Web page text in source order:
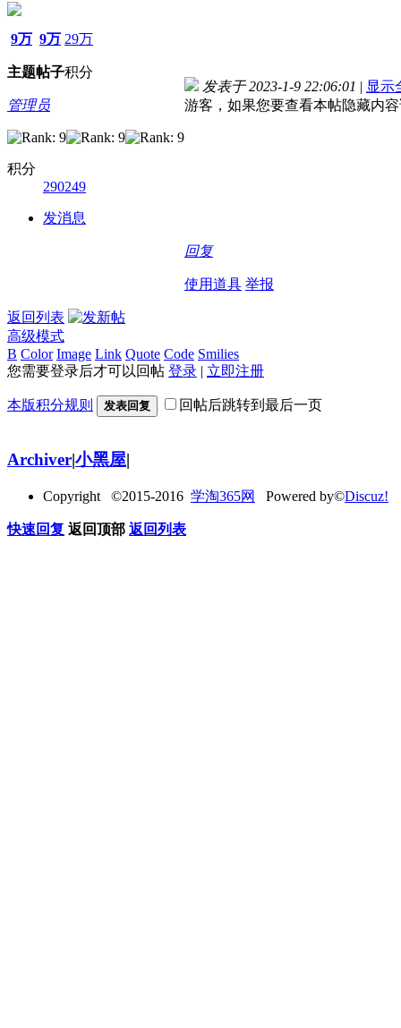
9万
主题
9万
帖子
29万
积分
管理员
积分
290249
发消息
发表于 2023-1-9 22:06:01 | 显示
游客，如果您要查看本帖隐藏内
回复
使用道具 举报
返回列表
高级模式
B Color Image Link Quote Code Smilies
您需要登录后才可以回帖 登录 | 立即注册
本版积分规则 发表回复 回帖后跳转到最后一页
Archiver|小黑屋|
Copyright ©2015-2016 学淘365网 Powered by©Discuz!
快速回复 返回顶部 返回列表